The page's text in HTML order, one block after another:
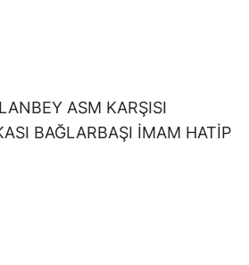
ASM KARŞISI
BAĞLARBAŞI İMAM HATİP